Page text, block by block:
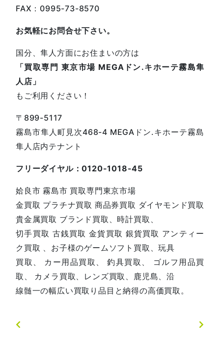
FAX：0995-73-8570
お気軽にお問合せ下さい。
国分、隼人方面にお住まいの方は
「買取専門 東京市場 MEGAドン.キホーテ霧島隼
人店」
もご利用ください！
〒899-5117
霧島市隼人町見次468-4 MEGAドン.キホーテ霧島
隼人店内テナント
フリーダイヤル：0120-1018-45
姶良市 霧島市 買取専門東京市場
金買取 プラチナ買取 商品券買取 ダイヤモンド買取
貴金属買取 ブランド買取、時計買取、
切手買取 古銭買取 金貨買取 銀貨買取 アンティー
ク買取 、お子様のゲームソフト買取、玩具
買取、 カー用品買取、 釣具買取、 ゴルフ用品買
取、 カメラ買取、レンズ買取、鹿児島、沿
線髄一の幅広い買取り品目と納得の高価買取。